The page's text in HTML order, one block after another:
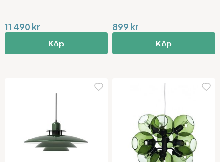
11 490 kr
Köp
899 kr
Köp